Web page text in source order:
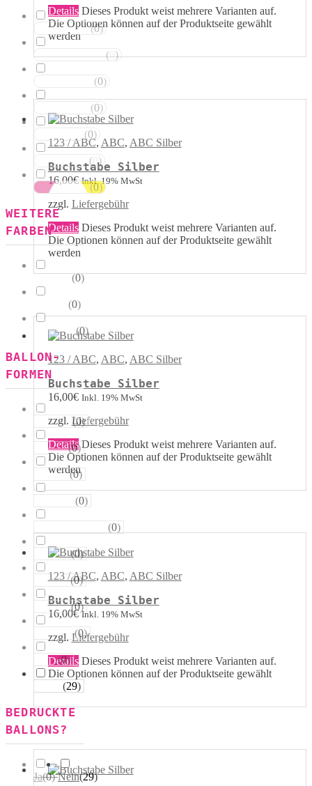
Details Dieses Produkt weist mehrere Varianten auf.
Die Optionen können auf der Produktseite gewählt
werden
123 / ABC, ABC, ABC Silber
Buchstabe Silber
16,00€ Inkl. 19% MwSt
zzgl. Liefergebühr
Details Dieses Produkt weist mehrere Varianten auf.
Die Optionen können auf der Produktseite gewählt
werden
123 / ABC, ABC, ABC Silber
Buchstabe Silber
16,00€ Inkl. 19% MwSt
zzgl. Liefergebühr
Details Dieses Produkt weist mehrere Varianten auf.
Die Optionen können auf der Produktseite gewählt
werden
123 / ABC, ABC, ABC Silber
Buchstabe Silber
16,00€ Inkl. 19% MwSt
zzgl. Liefergebühr
Details Dieses Produkt weist mehrere Varianten auf.
Die Optionen können auf der Produktseite gewählt
werden
Rosa Weiss (0)
Schwarz Weiss (0)
(0)
(0)
(0)
Blau Weiss ( 0)
Mehrfarbig (0)
WEITERE
FARBEN
(0)
(0)
Metallik (0)
BALLON-
FORMEN
Herzen (0)
Sterne (0)
Runde (0)
(0)
(0)
Eckige (0)
Säulen (0)
Portale (0)
Figuren (0)
123 (0)
(29)
BEDRUCKTE
BALLONS?
Ja(0) Nein(29)